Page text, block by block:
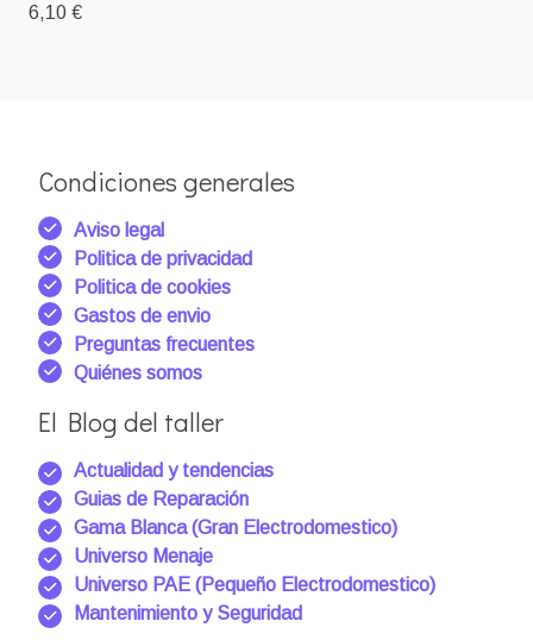
6,10 €
Condiciones generales
Aviso legal
Politica de privacidad
Politica de cookies
Gastos de envio
Preguntas frecuentes
Quiénes somos
El Blog del taller
Actualidad y tendencias
Guias de Reparación
Gama Blanca (Gran Electrodomestico)
Universo Menaje
Universo PAE (Pequeño Electrodomestico)
Mantenimiento y Seguridad